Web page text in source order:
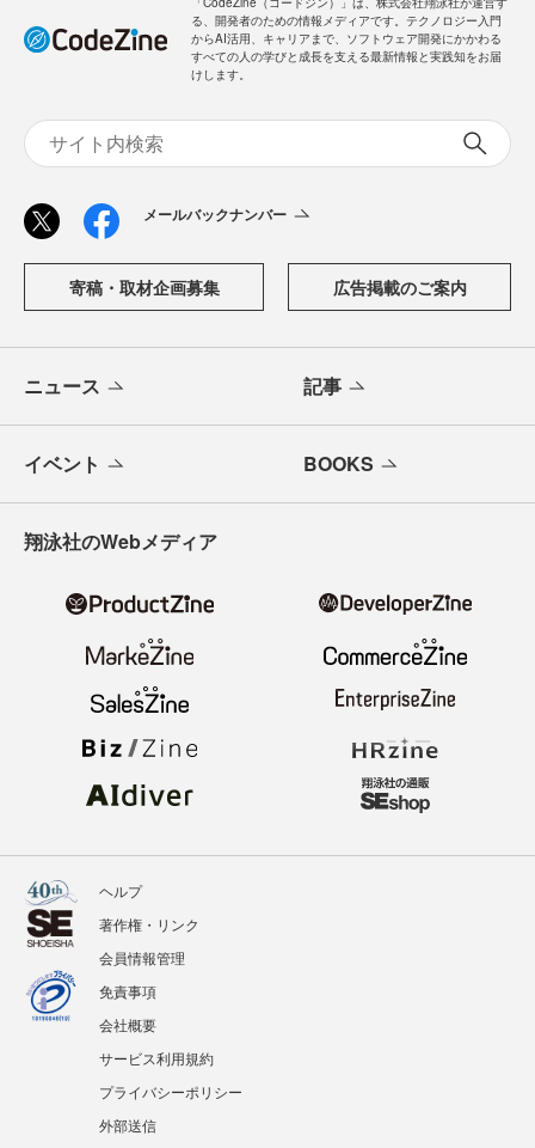
る、開発者のための情報メディアです。テクノロジー入門
からAI活用、キャリアまで、ソフトウェア開発にかかわる
すべての人の学びと成長を支える最新情報と実践知をお届
けします。
メールバックナンバー
寄稿・取材企画募集 広告掲載のご案内
ニュース 記事
イベント BOOKS
翔泳社のWebメディア
ヘルプ
著作権・リンク
会員情報管理
免責事項
会社概要
サービス利用規約
プライバシーポリシー
外部送信